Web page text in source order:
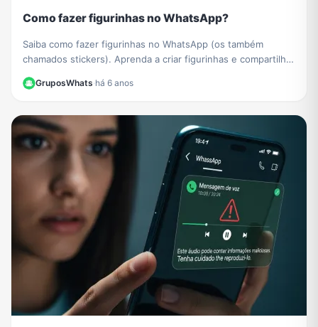
Como fazer figurinhas no WhatsApp?
Saiba como fazer figurinhas no WhatsApp (os também
chamados stickers). Aprenda a criar figurinhas e compartilhar
GruposWhats·há 6 anos